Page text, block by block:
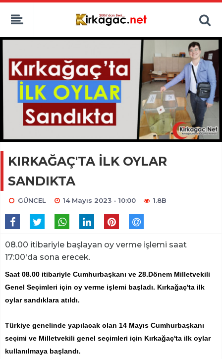
KIRKAĞAÇ'TA İLK OYLAR
SANDIKTA
GÜNCEL 14 Mayıs 2023 - 10:00 1.8B
08.00 itibariyle başlayan oy verme işlemi saat
17:00'da sona erecek.
Saat 08.00 itibariyle Cumhurbaşkanı ve 28.Dönem Milletvekili
Genel Seçimleri için oy verme işlemi başladı. Kırkağaç'ta ilk
oylar sandıklara atıldı.
Türkiye genelinde yapılacak olan 14 Mayıs Cumhurbaşkanı
seçimi ve Milletvekili genel seçimleri için Kırkağaç'ta ilk oylar
kullanılmaya başlandı.